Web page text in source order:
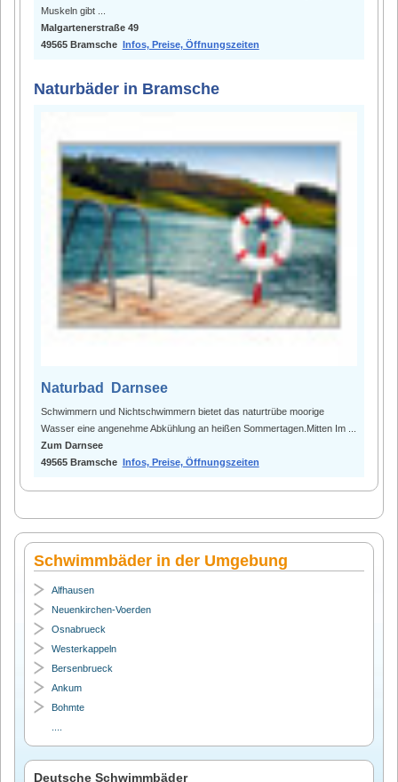
Muskeln gibt ...
Malgartenerstraße 49
49565 Bramsche Infos, Preise, Öffnungszeiten
Naturbäder in Bramsche
Naturbad Darnsee
Schwimmern und Nichtschwimmern bietet das naturtrübe moorige
Wasser eine angenehme Abkühlung an heißen Sommertagen.Mitten Im ...
Zum Darnsee
49565 Bramsche Infos, Preise, Öffnungszeiten
Schwimmbäder in der Umgebung
Alfhausen
Neuenkirchen-Voerden
Osnabrueck
Westerkappeln
Bersenbrueck
Ankum
Bohmte
Deutsche Schwimmbäder